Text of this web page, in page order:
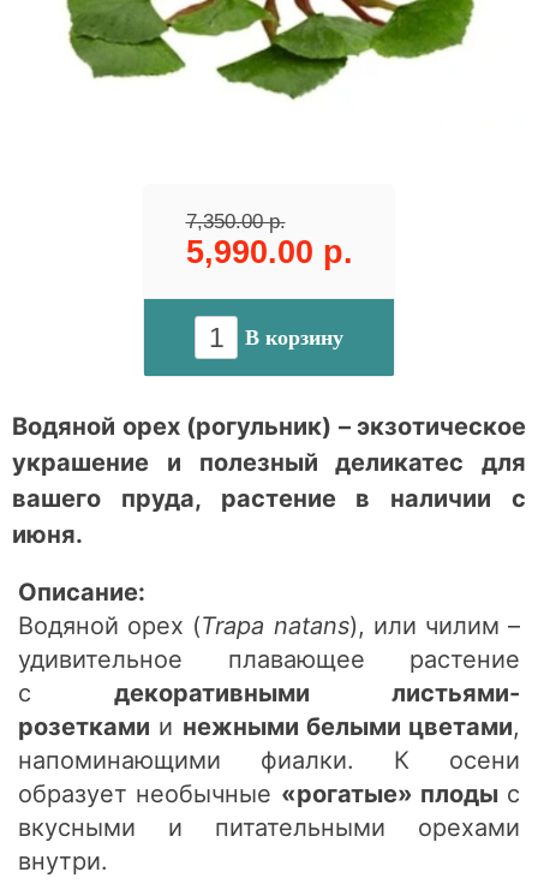
7,350.00 р.
5,990.00 р.
В корзину
Водяной орех (рогульник) – экзотическое
украшение и полезный деликатес для
вашего пруда, растение в наличии с
июня.
Описание:
Водяной орех (Trapa natans), или чилим –
удивительное плавающее растение
с декоративными листьями-
розетками и нежными белыми цветами,
напоминающими фиалки. К осени
образует необычные «рогатые» плодыс
вкусными и питательными орехами
внутри.